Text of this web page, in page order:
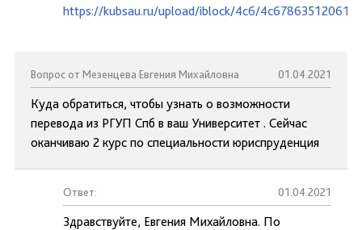
https://kubsau.ru/upload/iblock/4c6/
Вопрос от Мезенцева Евгения Михайловна 01.04.2021
Куда обратиться, чтобы узнать о возможности
перевода из РГУП Спб в ваш Университет . Сейчас
оканчиваю 2 курс по специальности юриспруденция
Ответ: 01.04.2021
Здравствуйте, Евгения Михайловна. По